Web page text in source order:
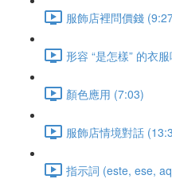
服飾店裡問價錢
形容 “是怎樣” 的衣
顏色應用 (7:03)
服飾店情境對話
指示詞 (este, ese,